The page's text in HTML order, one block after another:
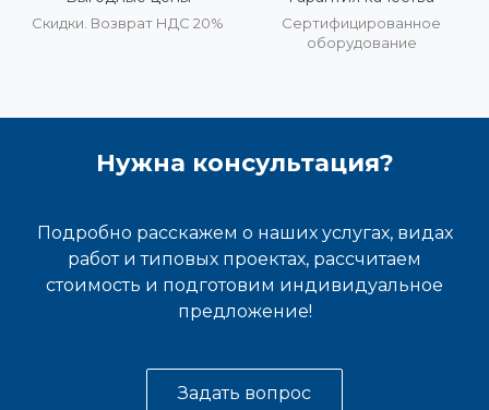
Скидки. Возврат НДС 20%
Сертифицированное
оборудование
Нужна консультация?
Подробно расскажем о наших услугах, видах
работ и типовых проектах, рассчитаем
стоимость и подготовим индивидуальное
предложение!
Задать вопрос